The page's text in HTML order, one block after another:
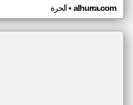
الحرة• alhurra.com